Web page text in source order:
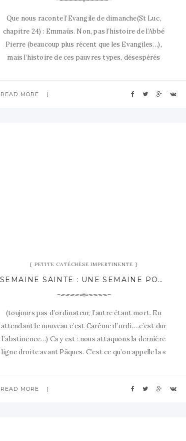
Que nous raconte l’Evangile de dimanche(St Luc,
chapitre 24) : Emmaüs. Non, pas l’histoire de l’Abbé
Pierre (beaucoup plus récent que les Evangiles…),
mais l’histoire de ces pauvres types, désespérés
semaines ils ont suivi Jésus sur les
READ MORE
PETITE CATÉCHÈSE IMPERTINENTE
SEMAINE SAINTE : UNE SEMAINE POUR MASOCHISTES ?
(toujours pas d’ordinateur, l’autre étant mort. En
attendant le nouveau c’est Carême d’ordi….c’est dur
l’abstinence…) Ca y est : nous attaquons la dernière
ligne droite avant Pâques. C’est ce qu’on appelle la «
traditions : aller vous confesser
READ MORE